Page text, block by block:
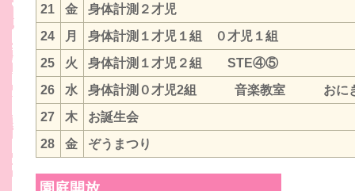
21
金
身体計測２才児
24
月
身体計測１才児１組 ０才児１組
25
火
身体計測１才児２組 STE④⑤
26
水
身体計測０才児2組 音楽教室 おにぎ
27
木
お誕生会
28
金 ぞうまつり